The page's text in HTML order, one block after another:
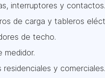
interruptores y contactos.
de carga y tableros
de techo.
medidor.
y comerciales.